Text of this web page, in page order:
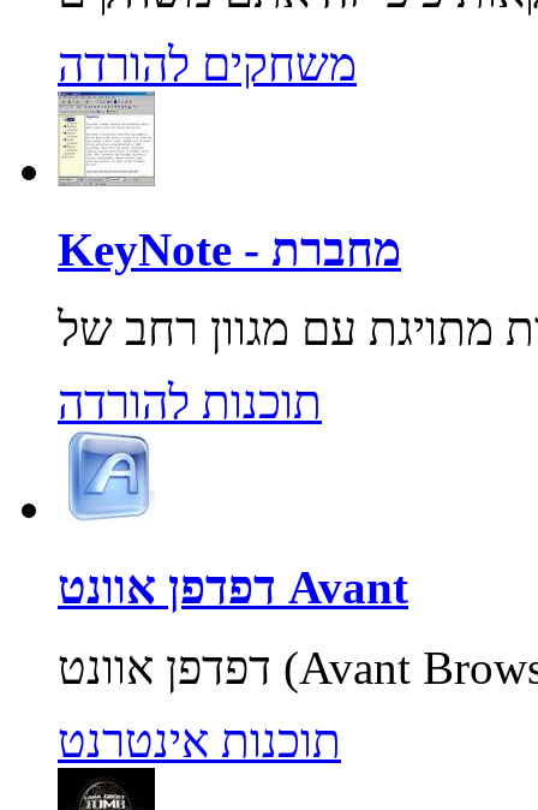
משחקים להורדה
KeyNote - מחברת
תוכנות להורדה
דפדפן אוונט Avant
תוכנות אינטרנט